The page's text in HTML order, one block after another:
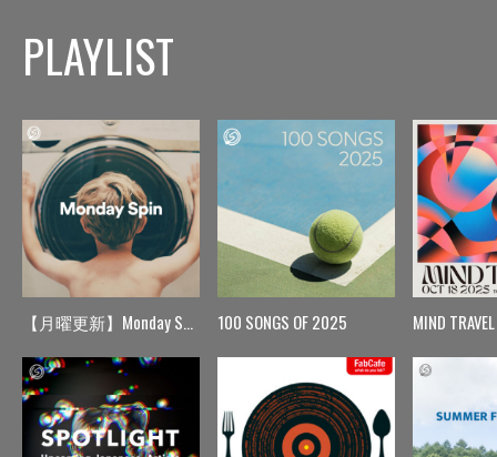
PLAYLIST
【月曜更新】Monday Spin 100 SONGS OF 2025 MIND TRAVEL